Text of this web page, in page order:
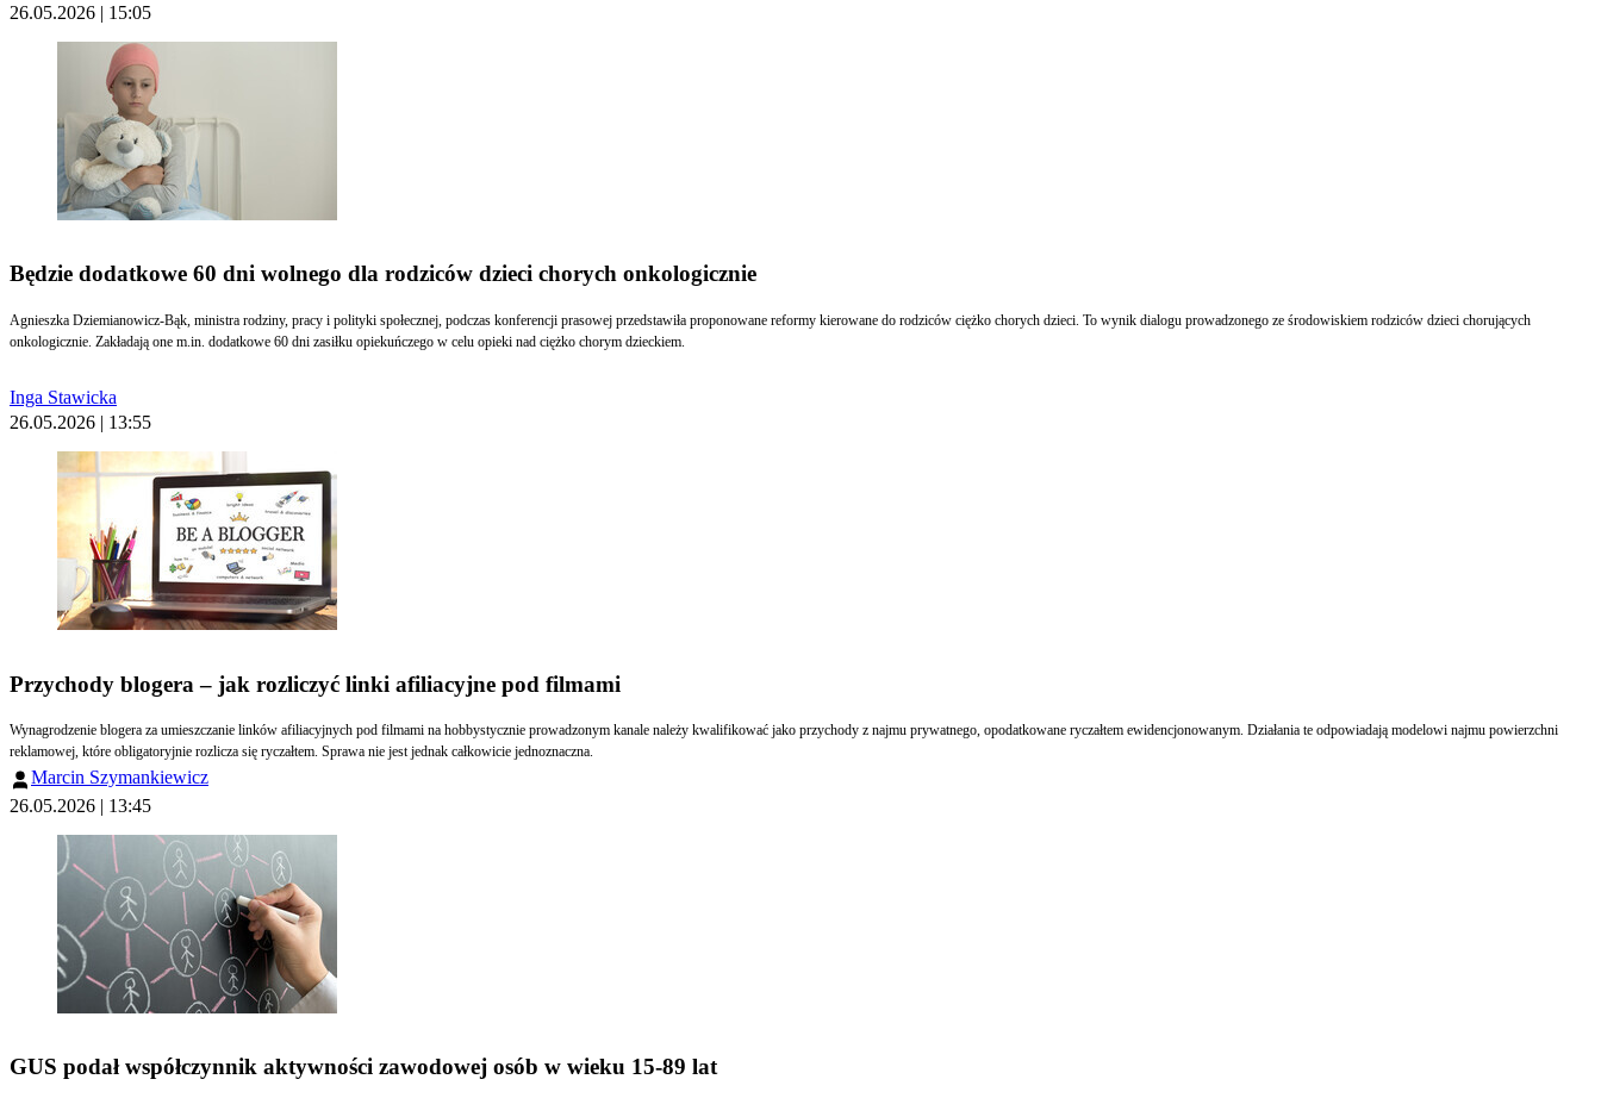
26.05.2026 | 15:05
Będzie dodatkowe 60 dni wolnego dla rodziców dzieci chorych onkologicznie
Agnieszka Dziemianowicz-Bąk, ministra rodziny, pracy i polityki społecznej, podczas konferencji prasowej przedstawiła proponowane reformy kierowane do rodziców ciężko chorych dzieci. To wynik dialogu prowadzonego ze środowiskiem rodziców dzieci chorujących
onkologicznie. Zakładają one m.in. dodatkowe 60 dni zasiłku opiekuńczego w celu opieki nad ciężko chorym dzieckiem.
Inga Stawicka
26.05.2026 | 13:55
Przychody blogera – jak rozliczyć linki afiliacyjne pod filmami
Wynagrodzenie blogera za umieszczanie linków afiliacyjnych pod filmami na hobbystycznie prowadzonym kanale należy kwalifikować jako przychody z najmu prywatnego, opodatkowane ryczałtem ewidencjonowanym. Działania te odpowiadają modelowi najmu powierzchni
reklamowej, które obligatoryjnie rozlicza się ryczałtem. Sprawa nie jest jednak całkowicie jednoznaczna.
Marcin Szymankiewicz
26.05.2026 | 13:45
GUS podał współczynnik aktywności zawodowej osób w wieku 15-89 lat